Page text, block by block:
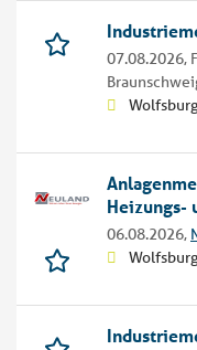
07.08.2026,
Heizungs-
06.08.2026,